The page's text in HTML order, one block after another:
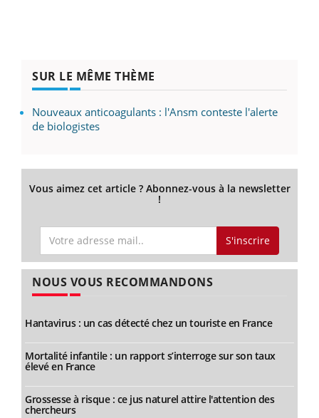
SUR LE MÊME THÈME
Nouveaux anticoagulants : l'Ansm conteste l'alerte
de biologistes
Vous aimez cet article ? Abonnez-vous à la newsletter
!
S'inscrire
NOUS VOUS RECOMMANDONS
Hantavirus : un cas détecté chez un touriste en France
Mortalité infantile : un rapport s’interroge sur son taux
élevé en France
Grossesse à risque : ce jus naturel attire l'attention des
chercheurs